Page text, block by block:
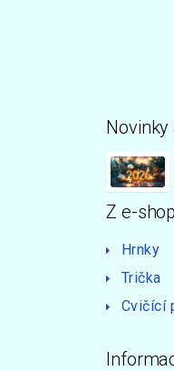
Z e-
Hrnky
Trička
Cvičící